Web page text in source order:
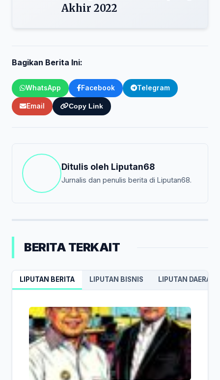
Akhir 2022
Bagikan Berita Ini:
WhatsApp Facebook Telegram
Email Copy Link
Ditulis oleh Liputan68
Jurnalis dan penulis berita di Liputan68.
BERITA TERKAIT
LIPUTAN BERITA LIPUTAN BISNIS LIPUTAN DAERAH